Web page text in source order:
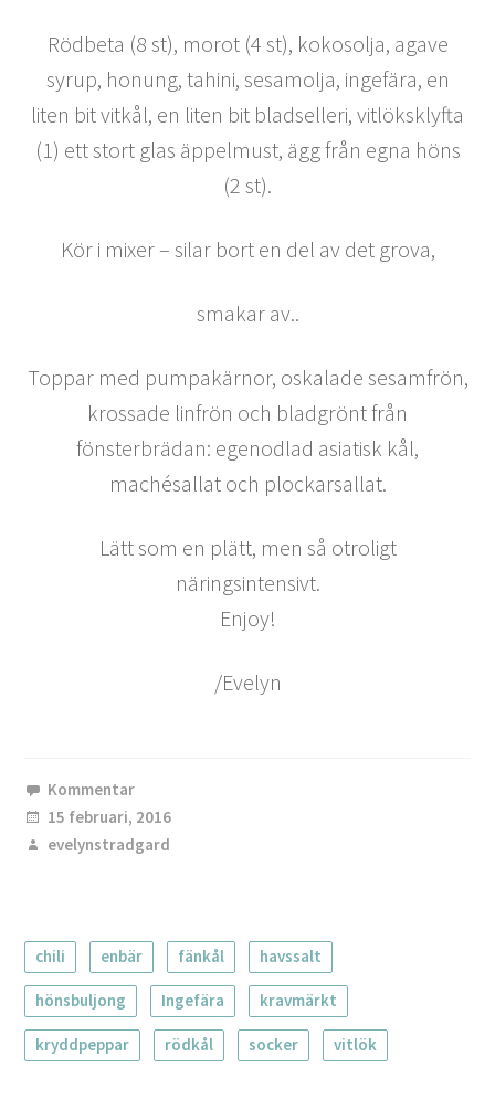
Rödbeta (8 st), morot (4 st), kokosolja, agave
syrup, honung, tahini, sesamolja, ingefära, en
liten bit vitkål, en liten bit bladselleri, vitlöksklyfta
(1) ett stort glas äppelmust, ägg från egna höns
(2 st).
Kör i mixer – silar bort en del av det grova,
smakar av..
Toppar med pumpakärnor, oskalade sesamfrön,
krossade linfrön och bladgrönt från
fönsterbrädan: egenodlad asiatisk kål,
machésallat och plockarsallat.
Lätt som en plätt, men så otroligt
näringsintensivt.
Enjoy!
/Evelyn
Kommentar
15 februari, 2016
evelynstradgard
chili enbär fänkål havssalt
hönsbuljong Ingefära kravmärkt
kryddpeppar rödkål socker vitlök